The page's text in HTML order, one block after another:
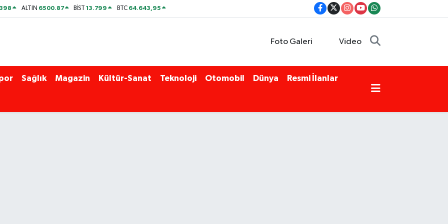
ALTIN 6500.87 BİST13.799 BTC 64.643,95
Foto Galeri Video
Sağlık Magazin Kültür-Sanat Teknoloji Otomobil Dünya Resmi İlanlar